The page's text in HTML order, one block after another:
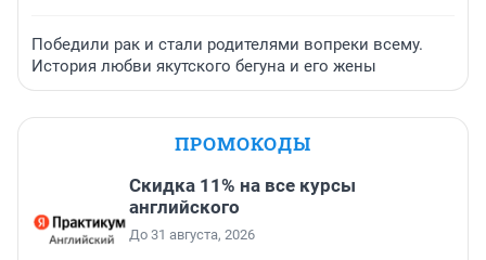
Победили рак и стали родителями вопреки всему.
История любви якутского бегуна и его жены
ПРОМОКОДЫ
Скидка 11% на все курсы
английского
До 31 августа, 2026